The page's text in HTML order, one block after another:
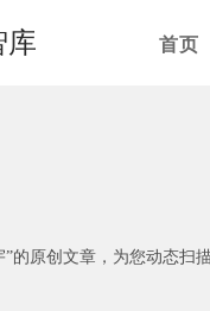
库 首页
的原创文章，为您动态扫